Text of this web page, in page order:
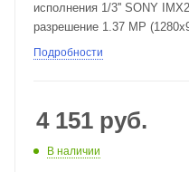
исполнения 1/3'' SONY
разрешение 1.37 MP
чувствительность 0,01 лк
/ авто ATW / авто DNR /
Подробности
4 151 руб.
В наличии